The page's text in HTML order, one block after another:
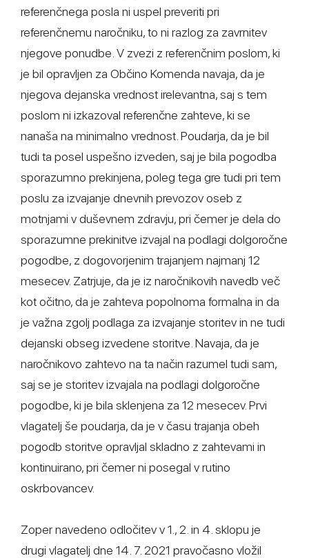
referenčnega posla ni uspel preveriti pri
referenčnemu naročniku, to ni razlog za zavrnitev
njegove ponudbe. V zvezi z referenčnim poslom, ki
je bil opravljen za Občino Komenda navaja, da je
njegova dejanska vrednost irelevantna, saj s tem
poslom ni izkazoval referenčne zahteve, ki se
nanaša na minimalno vrednost. Poudarja, da je bil
tudi ta posel uspešno izveden, saj je bila pogodba
sporazumno prekinjena, poleg tega gre tudi pri tem
poslu za izvajanje dnevnih prevozov oseb z
motnjami v duševnem zdravju, pri čemer je dela do
sporazumne prekinitve izvajal na podlagi dolgoročne
pogodbe, z dogovorjenim trajanjem najmanj 12
mesecev. Zatrjuje, da je iz naročnikovih navedb več
kot očitno, da je zahteva popolnoma formalna in da
je važna zgolj podlaga za izvajanje storitev in ne tudi
dejanski obseg izvedene storitve. Navaja, da je
naročnikovo zahtevo na ta način razumel tudi sam,
saj se je storitev izvajala na podlagi dolgoročne
pogodbe, ki je bila sklenjena za 12 mesecev. Prvi
vlagatelj še poudarja, da je v času trajanja obeh
pogodb storitve opravljal skladno z zahtevami in
kontinuirano, pri čemer ni posegal v rutino
oskrbovancev.
Zoper navedeno odločitev v 1., 2. in 4. sklopu je
drugi vlagatelj dne 14. 7. 2021 pravočasno vložil